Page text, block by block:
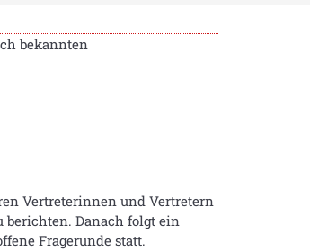
bekannten
Vertreterinnen und Vertretern
berichten. Danach folgt ein
Fragerunde statt.